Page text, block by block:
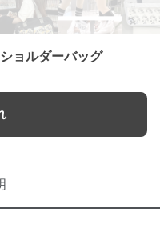
ョルダーバッグ